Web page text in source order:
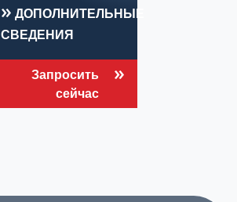
ДОПОЛНИТЕЛЬНЫЕ
СВЕДЕНИЯ
Запросить
сейчас